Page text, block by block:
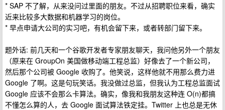
* SAP 不了解，从来没问过里面的朋友。不过从招聘职位来看，确实
近来比较多大数据和机器学习的岗位。
* 早点申请大公司的实习吧，有机会留下来，或者转部门留下来。
题外话: 前几天和一个谷歌开发者专家朋友聊天，我问他另外一个朋友
（原来在 GroupOn 美国做移动端工程总监）好像去了一个新公司，
然后那个公司被 Google 收购了。他笑说，这样他就不用那么费力进
Google 了啊。这是句玩笑话。我没做过总监，但我认为工程总监面试
Google 应该不会那么卡算法。确实，像我和我朋友这种连 O(n)都搞
不懂怎么算的人，去 Google 面试算法铁定挂。Twitter 上也总是无休